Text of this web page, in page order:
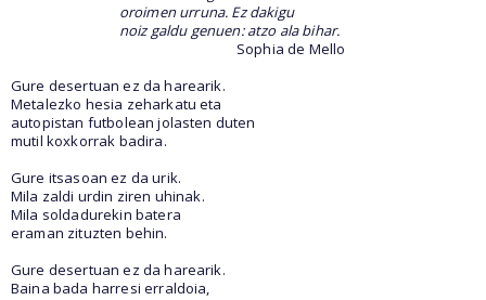
oroimen urruna. Ez dakigu
noiz galdu genuen: atzo ala bihar.
Sophia de Mello
Gure desertuan ez da harearik.
Metalezko hesia zeharkatu eta
autopistan futbolean jolasten duten
mutil koxkorrak badira.
Gure itsasoan ez da urik.
Mila zaldi urdin ziren uhinak.
Mila soldadurekin batera
eraman zituzten behin.
Gure desertuan ez da harearik.
Baina bada harresi erraldoia,